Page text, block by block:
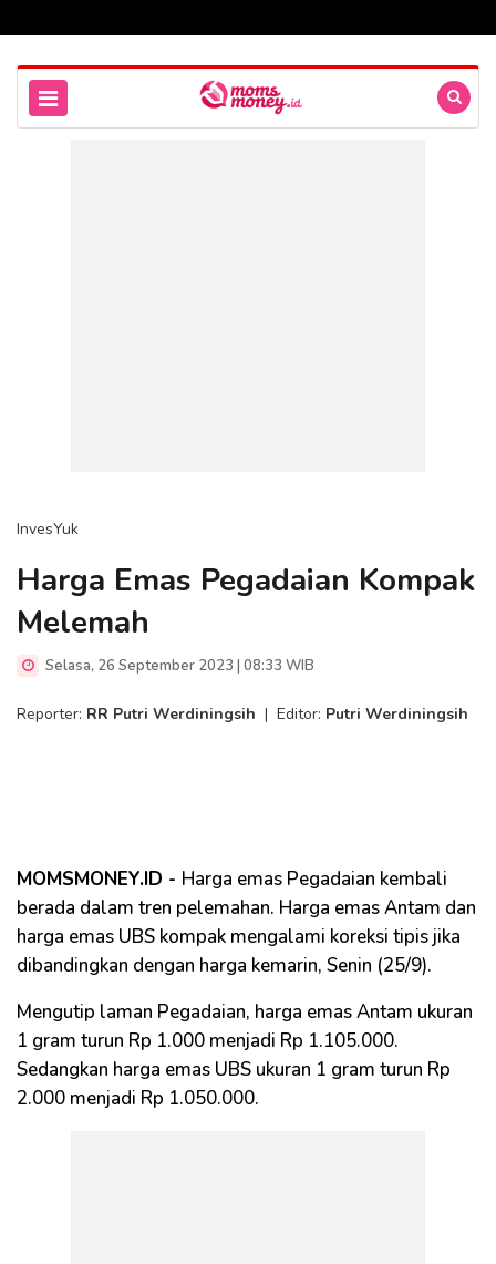
InvesYuk
Harga Emas Pegadaian Kompak
Melemah
Selasa, 26 September 2023 | 08:33 WIB
Reporter: RR Putri Werdiningsih | Editor: Putri Werdiningsih
MOMSMONEY.ID - Harga emas Pegadaian kembali
berada dalam tren pelemahan. Harga emas Antam dan
harga emas UBS kompak mengalami koreksi tipis jika
dibandingkan dengan harga kemarin, Senin (25/9).
Mengutip laman Pegadaian, harga emas Antam ukuran
1 gram turun Rp 1.000 menjadi Rp 1.105.000.
Sedangkan harga emas UBS ukuran 1 gram turun Rp
2.000 menjadi Rp 1.050.000.